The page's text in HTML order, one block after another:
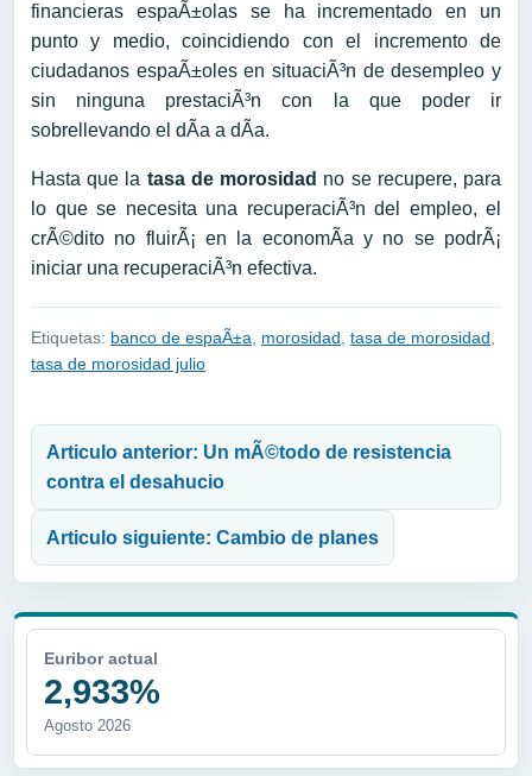
Euribor actual
2,933%
Agosto 2026
financieras espaÃ±olas se ha incrementado en un
punto y medio, coincidiendo con el incremento de
ciudadanos espaÃ±oles en situaciÃ³n de desempleo y
sin ninguna prestaciÃ³n con la que poder ir
sobrellevando el dÃ­a a dÃ­a.
Hasta que la tasa de morosidad no se recupere, para
lo que se necesita una recuperaciÃ³n del empleo, el
crÃ©dito no fluirÃ¡ en la economÃ­a y no se podrÃ¡
iniciar una recuperaciÃ³n efectiva.
Etiquetas: banco de espaÃ±a morosidad tasa de morosidad
tasa de morosidad julio
Articulo anterior: Un mÃ©todo de resistencia
contra el desahucio
Articulo siguiente: Cambio de planes